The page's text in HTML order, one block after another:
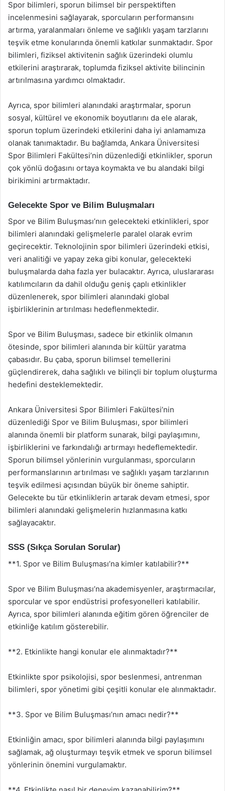
Spor bilimleri, sporun bilimsel bir perspektiften
incelenmesini sağlayarak, sporcuların performansını
artırma, yaralanmaları önleme ve sağlıklı yaşam tarzlarını
teşvik etme konularında önemli katkılar sunmaktadır. Spor
bilimleri, fiziksel aktivitenin sağlık üzerindeki olumlu
etkilerini araştırarak, toplumda fiziksel aktivite bilincinin
artırılmasına yardımcı olmaktadır.
Ayrıca, spor bilimleri alanındaki araştırmalar, sporun
sosyal, kültürel ve ekonomik boyutlarını da ele alarak,
sporun toplum üzerindeki etkilerini daha iyi anlamamıza
olanak tanımaktadır. Bu bağlamda, Ankara Üniversitesi
Spor Bilimleri Fakültesi’nin düzenlediği etkinlikler, sporun
çok yönlü doğasını ortaya koymakta ve bu alandaki bilgi
birikimini artırmaktadır.
Gelecekte Spor ve Bilim Buluşmaları
Spor ve Bilim Buluşması’nın gelecekteki etkinlikleri, spor
bilimleri alanındaki gelişmelerle paralel olarak evrim
geçirecektir. Teknolojinin spor bilimleri üzerindeki etkisi,
veri analitiği ve yapay zeka gibi konular, gelecekteki
buluşmalarda daha fazla yer bulacaktır. Ayrıca, uluslararası
katılımcıların da dahil olduğu geniş çaplı etkinlikler
düzenlenerek, spor bilimleri alanındaki global
işbirliklerinin artırılması hedeflenmektedir.
Spor ve Bilim Buluşması, sadece bir etkinlik olmanın
ötesinde, spor bilimleri alanında bir kültür yaratma
çabasıdır. Bu çaba, sporun bilimsel temellerini
güçlendirerek, daha sağlıklı ve bilinçli bir toplum oluşturma
hedefini desteklemektedir.
Ankara Üniversitesi Spor Bilimleri Fakültesi’nin
düzenlediği Spor ve Bilim Buluşması, spor bilimleri
alanında önemli bir platform sunarak, bilgi paylaşımını,
işbirliklerini ve farkındalığı artırmayı hedeflemektedir.
Sporun bilimsel yönlerinin vurgulanması, sporcuların
performanslarının artırılması ve sağlıklı yaşam tarzlarının
teşvik edilmesi açısından büyük bir öneme sahiptir.
Gelecekte bu tür etkinliklerin artarak devam etmesi, spor
bilimleri alanındaki gelişmelerin hızlanmasına katkı
sağlayacaktır.
SSS (Sıkça Sorulan Sorular)
**1. Spor ve Bilim Buluşması’na kimler katılabilir?**
Spor ve Bilim Buluşması’na akademisyenler, araştırmacılar,
sporcular ve spor endüstrisi profesyonelleri katılabilir.
Ayrıca, spor bilimleri alanında eğitim gören öğrenciler de
etkinliğe katılım gösterebilir.
**2. Etkinlikte hangi konular ele alınmaktadır?**
Etkinlikte spor psikolojisi, spor beslenmesi, antrenman
bilimleri, spor yönetimi gibi çeşitli konular ele alınmaktadır.
**3. Spor ve Bilim Buluşması’nın amacı nedir?**
Etkinliğin amacı, spor bilimleri alanında bilgi paylaşımını
sağlamak, ağ oluşturmayı teşvik etmek ve sporun bilimsel
yönlerinin önemini vurgulamaktır.